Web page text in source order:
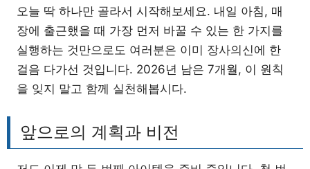
오늘 딱 하나만 골라서 시작해보세요. 내일 아침, 매
장에 출근했을 때 가장 먼저 바꿀 수 있는 한 가지를
실행하는 것만으로도 여러분은 이미 장사의신에 한
걸음 다가선 것입니다. 2026년 남은 7개월, 이 원칙
을 잊지 말고 함께 실천해봅시다.
앞으로의 계획과 비전